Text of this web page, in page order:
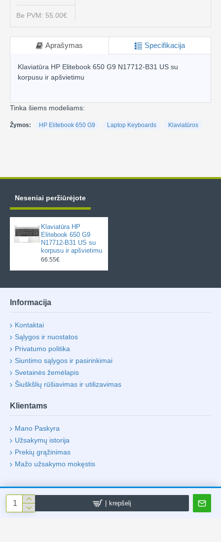
Be PVM: 55.00€
Į krepšelį
Aprašymas Specifikacija
Klaviatūra HP Elitebook 650 G9 N17712-B31 US su
korpusu ir apšvietimu
Tinka šiems modeliams:
Žymos: HP Elitebook 650 G9 Laptop Keyboards Klaviatūros
Neseniai peržiūrėjote
Klaviatūra HP
Elitebook 650 G9
N17712-B31 US su
korpusu ir apšvietimu
66.55€
Informacija
Kontaktai
Sąlygos ir nuostatos
Privatumo politika
Siuntimo sąlygos ir pasirinkimai
Svetainės žemėlapis
Šiuškšlių rūšiavimas ir utilizavimas
Klientams
Mano Paskyra
Užsakymų istorija
Prekių grąžinimas
Mažo užsakymo mokęstis
Visos Teisės Saugomos UAB "Life 4 Laptop"